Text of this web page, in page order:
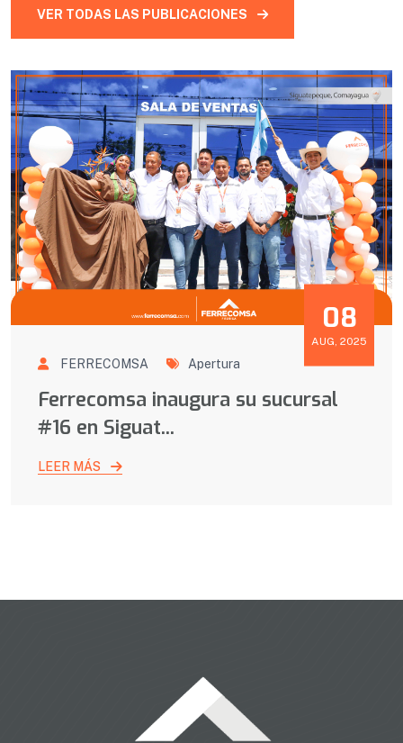
VER TODAS LAS PUBLICACIONES
08
AUG, 2025
FERRECOMSA Apertura
Ferrecomsa inaugura su sucursal
#16 en Siguat...
LEER MÁS